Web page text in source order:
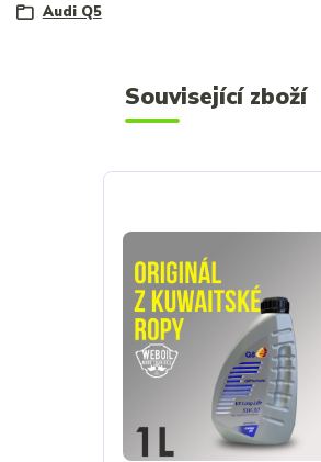
Audi Q5
Související zboží